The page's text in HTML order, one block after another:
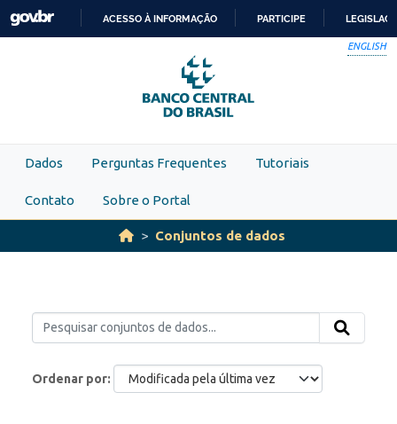
Skip to main content
PARA
O
CONTEÚDO
ACESSO À INFORMAÇÃO PARTICIPE
ENGLISH
Dados Perguntas Frequentes Tutoriais
Contato Sobre o Portal
Conjuntos de dados
Ordenar por